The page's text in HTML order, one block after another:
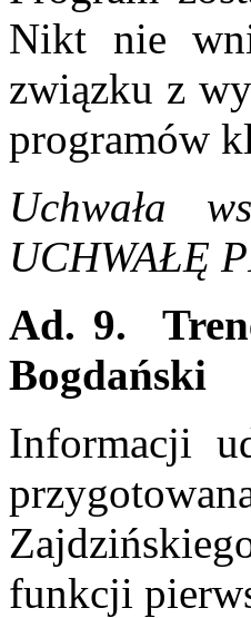
Nikt nie
związku z
programów
Uchwała
UCHWAŁĘ
Ad. 9.
Bogdański
Informacji
funkcji